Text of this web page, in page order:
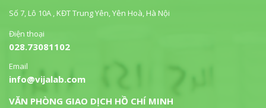
Số 7, Lô 10A , KĐT Trung Yên, Yên Hoà, Hà Nội
Điện thoại
028.73081102
Email
info@vijalab.com
VĂN PHÒNG GIAO DỊCH HỒ CHÍ MINH